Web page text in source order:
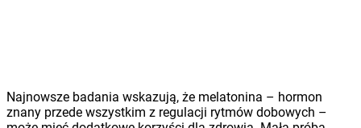
Najnowsze badania wskazują, że melatonina – hormon
znany przede wszystkim z regulacji rytmów dobowych –